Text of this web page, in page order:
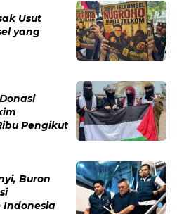
Usut
yang
Pengikut
Buron
Indonesia